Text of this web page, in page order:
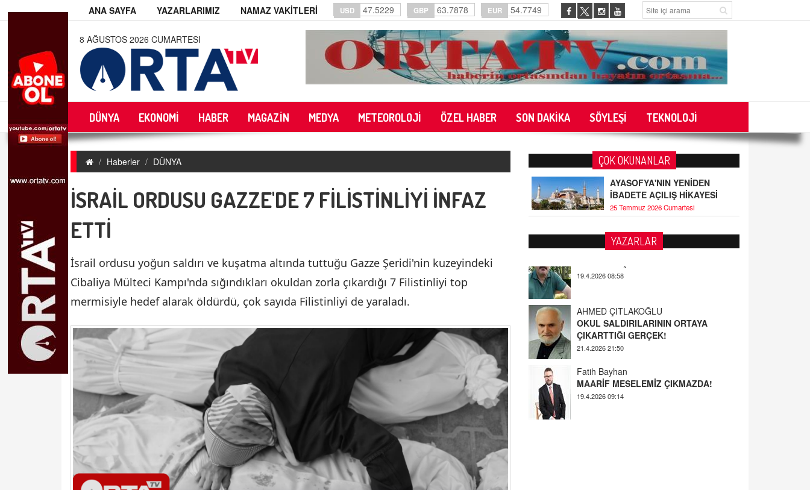
ANA SAYFA YAZARLARIMIZ NAMAZ VAKİTLERİ USD 47.5229 GBP 63.7878 EUR 54.7749
8 AĞUSTOS 2026 CUMARTESI
DÜNYA EKONOMİ HABER MAGAZİN MEDYA METEOROLOJİ ÖZEL HABER SON DAKİKA SÖYLEŞİ TEKNOLOJİ
Haberler DÜNYA
İSRAİL ORDUSU GAZZE'DE 7 FİLİSTİNLİYİ İNFAZ
ETTİ
İsrail ordusu yoğun saldırı ve kuşatma altında tuttuğu Gazze Şeridi'nin kuzeyindeki
Cibaliya Mülteci Kampı'nda sığındıkları okuldan zorla çıkardığı 7 Filistinliyi top
mermisiyle hedef alarak öldürdü, çok sayıda Filistinliyi de yaraladı.
ÇOK OKUNANLAR
AYASOFYA'NIN YENİDEN
İBADETE AÇILIŞ HİKAYESİ
25 Temmuz 2026 Cumartesi
YAZARLAR
AHMED ÇITLAKOĞLU
21.4.2026 21:50
Fatih Bayhan
MAARİF MESELEMİZ ÇIKMAZDA!
YUSUF YAVUZYILMAZ